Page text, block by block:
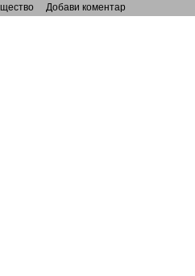
Добави коментар